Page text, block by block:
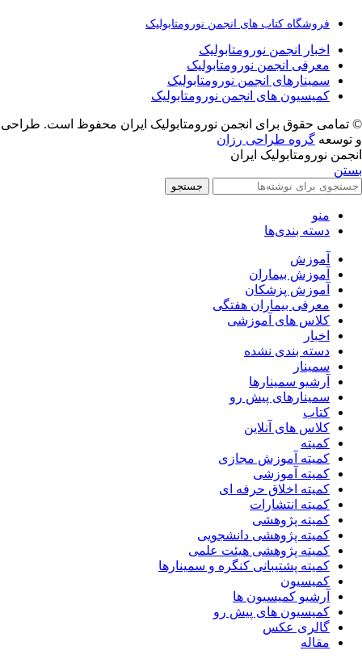
فروشگاه کتاب های انجمن نورومتابولیک
اخبار انجمن نورومتابولیک
معرفی انجمن نورومتابولیک
سمینارهای انجمن نورومتابولیک
کمیسیون های انجمن نورومتابولیک
© تمامی حقوق برای انجمن نورومتابولیک ایران محفوظ است. طراحی
و توسعه گروه طراحی رزان
انجمن نورومتابولیک ایران
بستن
جستجو
منو
دسته بندی‌ها
آموزش
آموزش بیماران
آموزش پزشکان
معرفی بیماران هفتگی
کلاس های آموزشی
اخبار
دسته بندی نشده
سمینار
آرشیو سمینارها
سمینارهای پیش رو
کتاب
کلاس های آنلاین
کمیته
کمیته آموزش مجازی
کمیته آموزشی
کمیته اخلاق حرفه ای
کمیته انتشارات
کمیته پژوهشی
کمیته پژوهشی دانشجویی
کمیته پژوهشی هیئت علمی
کمیته پشتیبانی کنگره و سمینارها
کمیسیون
آرشیو کمیسیون ها
کمیسیون های پیش رو
گالری عکس
مقاله